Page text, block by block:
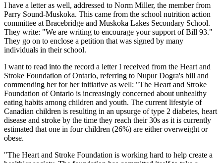
I have a letter as well, addressed to Norm Miller, the member from
Parry Sound-Muskoka. This came from the school nutrition action
committee at Bracebridge and Muskoka Lakes Secondary School.
They write: "We are writing to encourage your support of Bill 93."
They go on to enclose a petition that was signed by many
individuals in their school.
I want to read into the record a letter I received from the Heart and
Stroke Foundation of Ontario, referring to Nupur Dogra's bill and
commending her for her initiative as well: "The Heart and Stroke
Foundation of Ontario is increasingly concerned about unhealthy
eating habits among children and youth. The current lifestyle of
Canadian children is resulting in an upsurge of type 2 diabetes, heart
disease and stroke by the time they reach their 30s as it is currently
estimated that one in four children (26%) are either overweight or
obese.
"The Heart and Stroke Foundation is working hard to help create a